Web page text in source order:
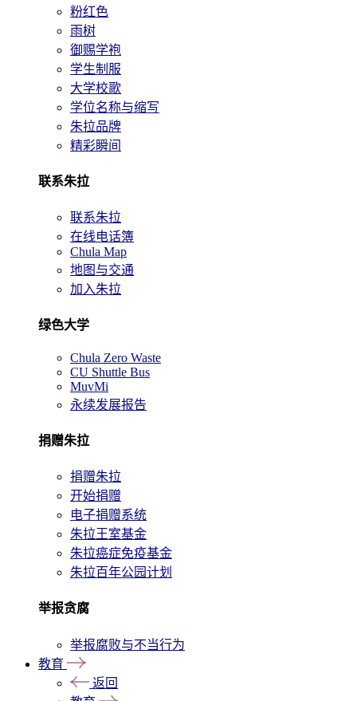
粉红色
雨树
御赐学袍
学生制服
大学校歌
学位名称与缩写
朱拉品牌
精彩瞬间
联系朱拉
联系朱拉
在线电话簿
Chula Map
地图与交通
加入朱拉
绿色大学
Chula Zero Waste
CU Shuttle Bus
MuvMi
永续发展报告
捐赠朱拉
捐赠朱拉
开始捐赠
电子捐赠系统
朱拉王室基金
朱拉癌症免疫基金
朱拉百年公园计划
举报贪腐
举报腐败与不当行为
教育
返回